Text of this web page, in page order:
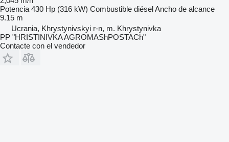
Potencia 430 Hp (316 kW) Combustible diéselAncho de alcance
9.15 m
Ucrania, Khrystynivskyi r-n, m. Khrystynivka
PP "HRISTINIVKA AGROMAShPOSTACh"
Contacte con el vendedor